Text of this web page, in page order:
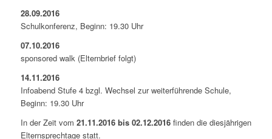
28.09.2016
Schulkonferenz, Beginn: 19.30 Uhr
07.10.2016
sponsored walk (Elternbrief folgt)
14.11.2016
Infoabend Stufe 4 bzgl. Wechsel zur weiterführende Schule,
Beginn: 19.30 Uhr
In der Zeit vom 21.11.2016 bis 02.12.2016finden die diesjährigen
Elternsprechtage statt.